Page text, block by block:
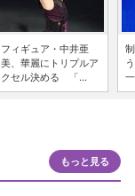
フィギュア・中井亜
美、華麗にトリプルア
クセル決める 「...
もっと見る